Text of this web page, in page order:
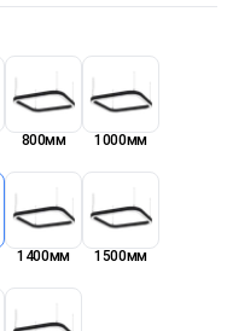
800мм 1000мм
1400мм 1500мм